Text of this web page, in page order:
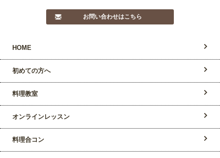
お問い合わせはこちら
HOME
初めての方へ
料理教室
オンラインレッスン
料理合コン